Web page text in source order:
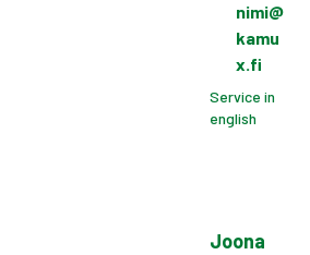
nimi@
kamu
x.fi
Service in
english
Joona